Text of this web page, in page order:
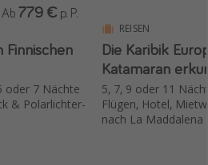
oder 7 Nächte
& Polarlichter-
Ab 779 € p. P.
REISEN
Die Karibik
Katamaran
5, 7, 9 oder 11
Flügen, Hotel,
nach La Maddalena